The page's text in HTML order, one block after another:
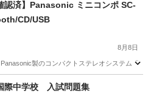
認済】Panasonic ミニコンポ SC-
CD/USB
8月8日
製のコンパクトステレオシステム「
Bluetooth
際中学校 入試問題集